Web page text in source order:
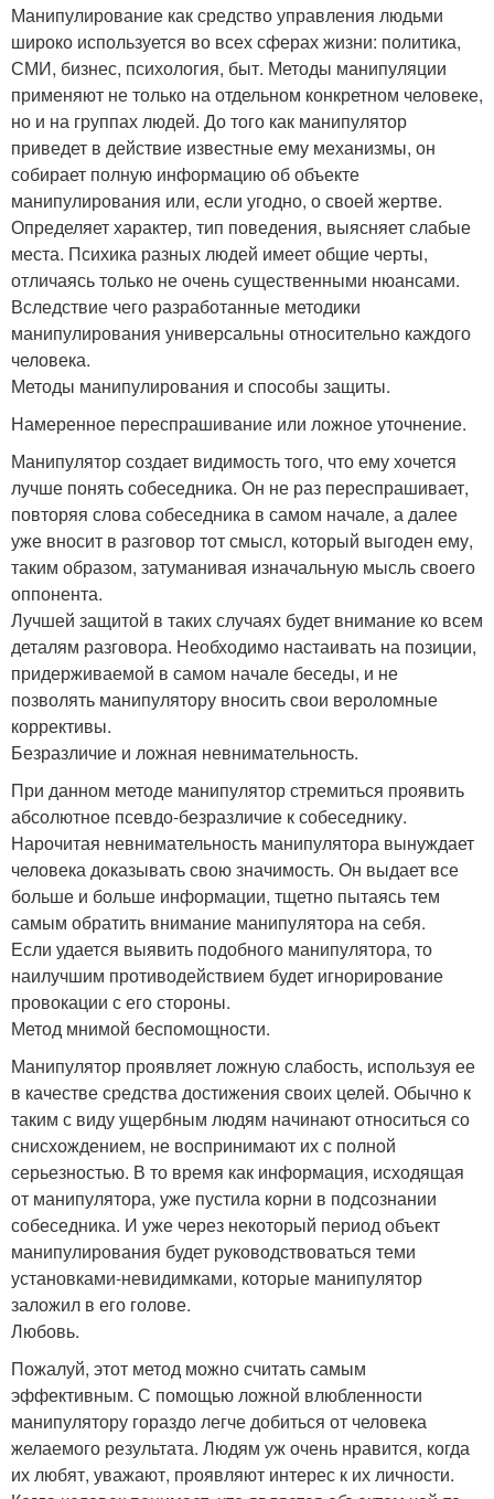
Манипулирование как средство управления людьми
широко используется во всех сферах жизни: политика,
СМИ, бизнес, психология, быт. Методы манипуляции
применяют не только на отдельном конкретном человеке,
но и на группах людей. До того как манипулятор
приведет в действие известные ему механизмы, он
собирает полную информацию об объекте
манипулирования или, если угодно, о своей жертве.
Определяет характер, тип поведения, выясняет слабые
места. Психика разных людей имеет общие черты,
отличаясь только не очень существенными нюансами.
Вследствие чего разработанные методики
манипулирования универсальны относительно каждого
человека.
Методы манипулирования и способы защиты.
Намеренное переспрашивание или ложное уточнение.
Манипулятор создает видимость того, что ему хочется
лучше понять собеседника. Он не раз переспрашивает,
повторяя слова собеседника в самом начале, а далее
уже вносит в разговор тот смысл, который выгоден ему,
таким образом, затуманивая изначальную мысль своего
оппонента.
Лучшей защитой в таких случаях будет внимание ко всем
деталям разговора. Необходимо настаивать на позиции,
придерживаемой в самом начале беседы, и не
позволять манипулятору вносить свои вероломные
коррективы.
Безразличие и ложная невнимательность.
При данном методе манипулятор стремиться проявить
абсолютное псевдо-безразличие к собеседнику.
Нарочитая невнимательность манипулятора вынуждает
человека доказывать свою значимость. Он выдает все
больше и больше информации, тщетно пытаясь тем
самым обратить внимание манипулятора на себя.
Если удается выявить подобного манипулятора, то
наилучшим противодействием будет игнорирование
провокации с его стороны.
Метод мнимой беспомощности.
Манипулятор проявляет ложную слабость, используя ее
в качестве средства достижения своих целей. Обычно к
таким с виду ущербным людям начинают относиться со
снисхождением, не воспринимают их с полной
серьезностью. В то время как информация, исходящая
от манипулятора, уже пустила корни в подсознании
собеседника. И уже через некоторый период объект
манипулирования будет руководствоваться теми
установками-невидимками, которые манипулятор
заложил в его голове.
Любовь.
Пожалуй, этот метод можно считать самым
эффективным. С помощью ложной влюбленности
манипулятору гораздо легче добиться от человека
желаемого результата. Людям уж очень нравится, когда
их любят, уважают, проявляют интерес к их личности.